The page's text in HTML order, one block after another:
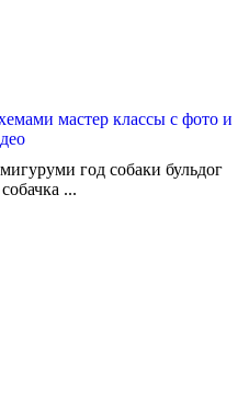
мастер классы с фото и
год собаки бульдог
...